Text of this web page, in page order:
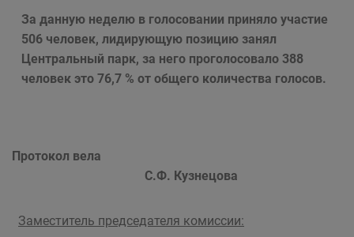
За данную неделю в голосовании приняло участие
506 человек, лидирующую позицию занял
Центральный парк, за него проголосовало 388
человек это 76,7 % от общего количества голосов.
Протокол вела
С.Ф. Кузнецова
Заместитель председателя комиссии: